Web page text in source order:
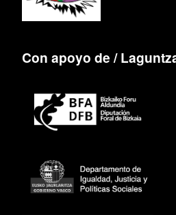
Con apoyo de /